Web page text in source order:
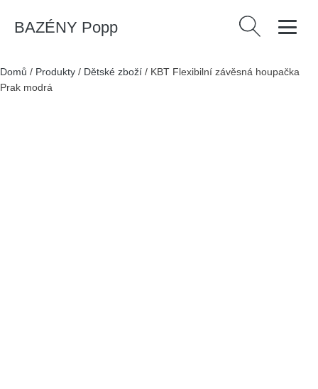
BAZÉNY Popp Vyhledávání
Domů / Produkty / Dětské zboží / KBT Flexibilní závěsná houpačka
Prak modrá